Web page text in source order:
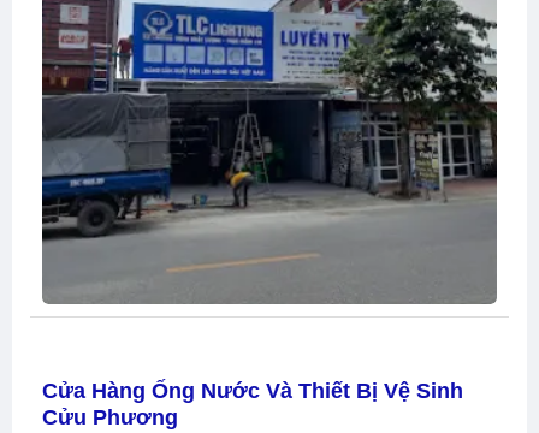
Cửa Hàng Ống Nước Và Thiết Bị Vệ Sinh
Cửu Phương